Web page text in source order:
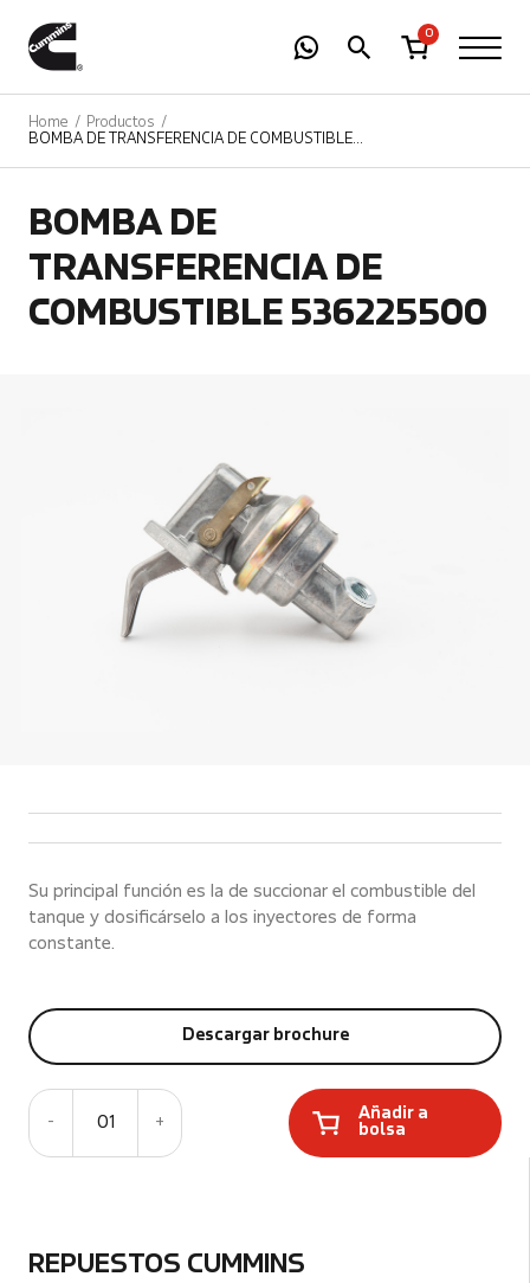
0
Home
Productos
BOMBA DE TRANSFERENCIA DE COMBUSTIBLE
REPUESTOS CUMMINS
BOMBA DE
TRANSFERENCIA DE
COMBUSTIBLE 536225500
Su principal función es la de succionar el combustible del
tanque y dosificárselo a los inyectores de forma
constante.
Descargar brochure
- 01 +
Añadir a
bolsa